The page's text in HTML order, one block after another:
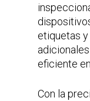
Fuente de
Voltaje
Frecuencia
Corriente
220VAC
etiquetas
eficiente
Con la